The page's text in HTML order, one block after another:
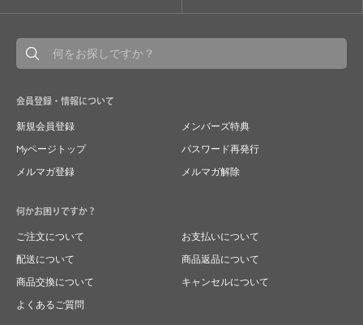
会員登録・情報について
新規会員登録
メンバーズ特典
Myページトップ
パスワード再発行
メルマガ登録
メルマガ解除
何かお困りですか？
ご注文について
お支払いについて
配送について
商品返品について
商品交換について
キャンセルについて
よくあるご質問